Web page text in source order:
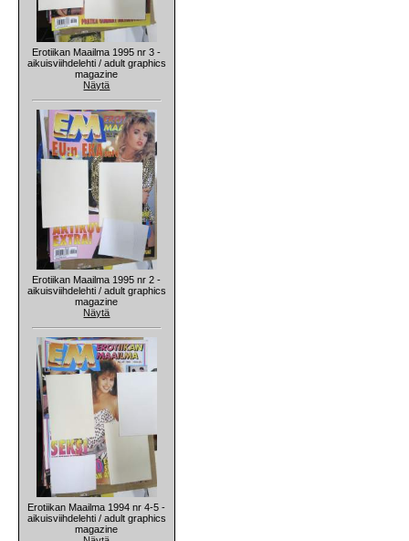
Erotiikan Maailma 1995 nr 3 -
aikuisviihdelehti / adult graphics
magazine
Näytä
Erotiikan Maailma 1995 nr 2 -
aikuisviihdelehti / adult graphics
magazine
Näytä
Erotiikan Maailma 1994 nr 4-5 -
aikuisviihdelehti / adult graphics
magazine